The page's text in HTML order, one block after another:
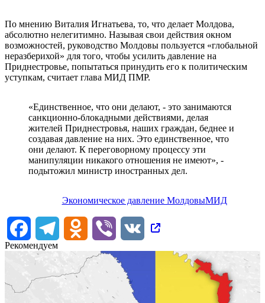
По мнению Виталия Игнатьева, то, что делает Молдова,
абсолютно нелегитимно. Называя свои действия окном
возможностей, руководство Молдовы пользуется «глобальной
неразберихой» для того, чтобы усилить давление на
Приднестровье, попытаться принудить его к политическим
уступкам, считает глава МИД ПМР.
«Единственное, что они делают, - это занимаются
санкционно-блокадными действиями, делая
жителей Приднестровья, наших граждан, беднее и
создавая давление на них. Это единственное, что
они делают. К переговорному процессу эти
манипуляции никакого отношения не имеют», -
подытожил министр иностранных дел.
Экономическое давление МолдовыМИД
FacebookTelegram Odnoklassniki
Viber
VK
Рекомендуем